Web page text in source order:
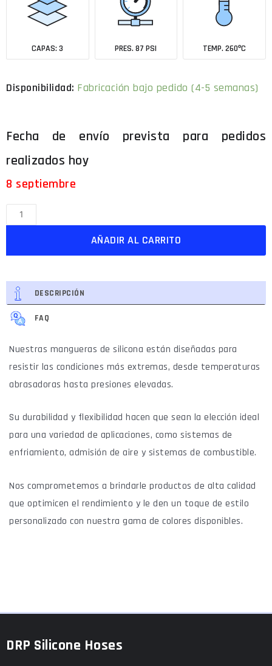
CAPAS: 3 PRES. 87 PSI TEMP. 260ºC
Fabricación bajo pedido (4-5 semanas)
8 septiembre
AÑADIR AL CARRITO
DESCRIPCIÓN
FAQ
Nuestras mangueras de silicona están diseñadas para
resistir las condiciones más extremas, desde temperaturas
abrasadoras hasta presiones elevadas.
Su durabilidad y flexibilidad hacen que sean la elección ideal
para una variedad de aplicaciones, como sistemas de
enfriamiento, admisión de aire y sistemas de combustible.
Nos comprometemos a brindarle productos de alta calidad
que optimicen el rendimiento y le den un toque de estilo
personalizado con nuestra gama de colores disponibles.
DRP Silicone Hoses